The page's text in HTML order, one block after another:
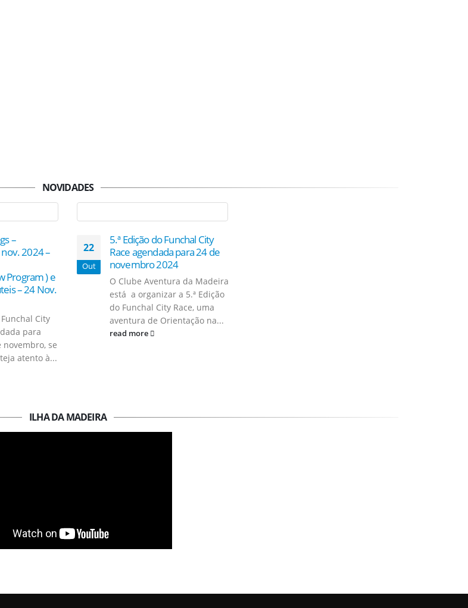
NOVIDADES
–
2024 –
Program ) e
– 24 Nov.
City
para
novembro, se
atento à...
22
Out
5.ª Edição do Funchal City
Race agendada para 24 de
novembro 2024
O Clube Aventura da Madeira
está a organizar a 5.ª Edição
do Funchal City Race, uma
aventura de Orientação na...
read more
ILHA DA MADEIRA